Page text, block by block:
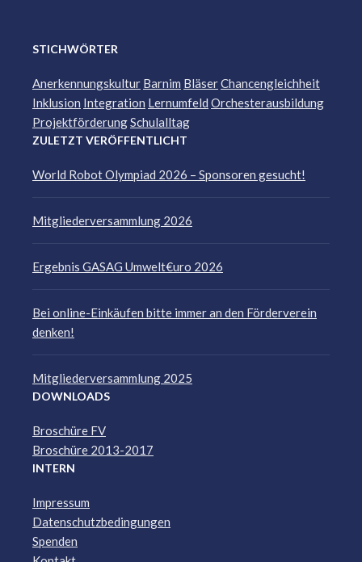
STICHWÖRTER
Anerkennungskultur Barnim BläserChancengleichheit
Inklusion Integration Lernumfeld Orchesterausbildung
ProjektförderungSchulalltag
ZULETZT VERÖFFENTLICHT
World Robot Olympiad 2026 – Sponsoren gesucht!
Mitgliederversammlung 2026
Ergebnis GASAG Umwelt€uro 2026
Bei online-Einkäufen bitte immer an den Förderverein
denken!
Mitgliederversammlung 2025
DOWNLOADS
Broschüre FV
Broschüre 2013-2017
INTERN
Impressum
Datenschutzbedingungen
Spenden